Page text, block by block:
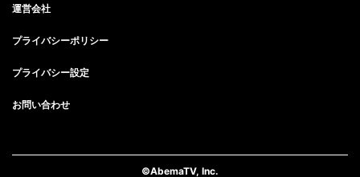
運営会社
プライバシーポリシー
プライバシー設定
お問い合わせ
©AbemaTV, Inc.